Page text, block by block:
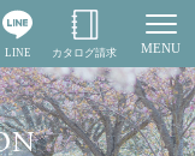
MENU
LINE カタログ請求